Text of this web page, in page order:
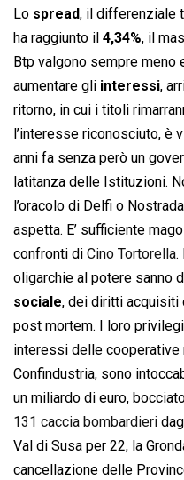
Lo spread, il differenziale
ha raggiunto il 4,34%, il
Btp valgono sempre meno
aumentare gli interessi,
ritorno, in cui i titoli
l’interesse riconosciuto, è
anni fa senza però un
latitanza delle Istituzioni.
l’oracolo di Delfi o
aspetta. E’ sufficiente
confronti di Cino Tortorella.
oligarchie al potere sanno
sociale, dei diritti acquisiti
post mortem. I loro
interessi delle
Confindustria, sono
un miliardo di euro,
131 caccia bombardieri
Val di Susa per 22, la
cancellazione delle